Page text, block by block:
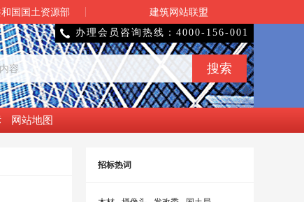
国国土资源部 建筑网站联盟
 办理会员咨询热线：4000-156-001
网站地图
招标热词